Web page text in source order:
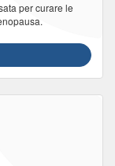
per curare le